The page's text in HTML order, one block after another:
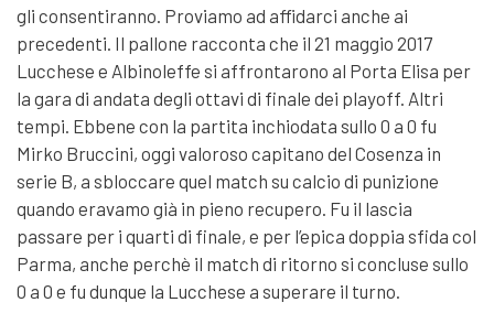
gli consentiranno. Proviamo ad affidarci anche ai
precedenti. Il pallone racconta che il 21 maggio 2017
Lucchese e Albinoleffe si affrontarono al Porta Elisa per
la gara di andata degli ottavi di finale dei playoff. Altri
tempi. Ebbene con la partita inchiodata sullo 0 a 0 fu
Mirko Bruccini, oggi valoroso capitano del Cosenza in
serie B, a sbloccare quel match su calcio di punizione
quando eravamo già in pieno recupero. Fu il lascia
passare per i quarti di finale, e per l’epica doppia sfida col
Parma, anche perchè il match di ritorno si concluse sullo
0 a 0 e fu dunque la Lucchese a superare il turno.